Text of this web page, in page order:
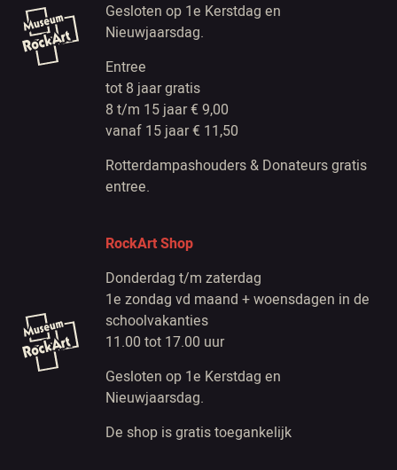
Gesloten op 1e Kerstdag en
Nieuwjaarsdag.
Entree
tot 8 jaar gratis
8 t/m 15 jaar € 9,00
vanaf 15 jaar € 11,50
Rotterdampashouders & Donateurs gratis
entree.
RockArt Shop
Donderdag t/m zaterdag
1e zondag vd maand + woensdagen in de
schoolvakanties
11.00 tot 17.00 uur
Gesloten op 1e Kerstdag en
Nieuwjaarsdag.
De shop is gratis toegankelijk